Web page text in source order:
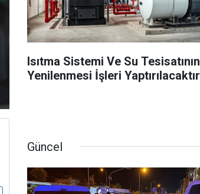
Isıtma Sistemi Ve Su Tesisatının
Yenilenmesi İşleri Yaptırılacaktır
Güncel